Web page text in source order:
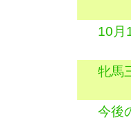
10月
牝馬
今後